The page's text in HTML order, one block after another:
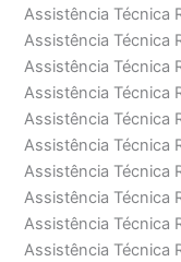
Assistência Técnica
Assistência Técnica
Assistência Técnica
Assistência Técnica
Assistência Técnica
Assistência Técnica
Assistência Técnica
Assistência Técnica
Assistência Técnica
Assistência Técnica